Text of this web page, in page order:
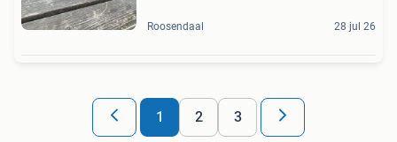
Roosendaal 28 jul 26
1 2 3